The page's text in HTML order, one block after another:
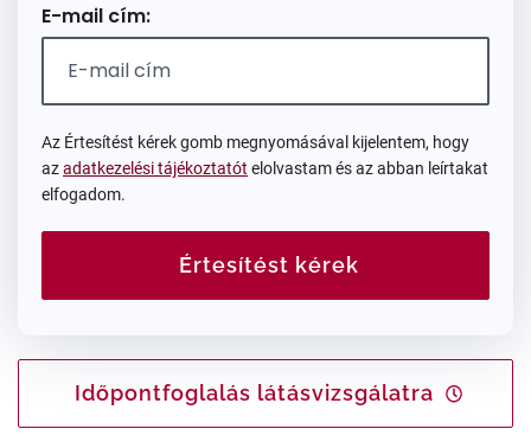
E-mail cím:
Az Értesítést kérek gomb megnyomásával kijelentem, hogy
azadatkezelési tájékoztatót elolvastam és az abban leírtakat
elfogadom.
Értesítést kérek
Időpontfoglalás látásvizsgálatra